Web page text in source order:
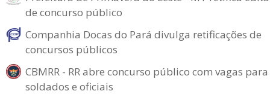
de concurso público
Companhia Docas do Pará divulga retificações de
concursos públicos
CBMRR - RR abre concurso público com vagas para
soldados e oficiais